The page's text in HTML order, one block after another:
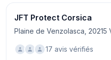
JFT Protect Corsica
Plaine de Venzolasca, 20215
17 avis vérifiés